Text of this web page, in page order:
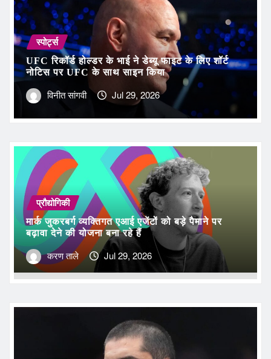
स्पोर्ट्स
UFC रिकॉर्ड होल्डर के भाई ने डेब्यू फाइट के लिए शॉर्ट
नोटिस पर UFC के साथ साइन किया
विनीत सांगवी Jul 29, 2026
प्रौद्योगिकी
मार्क जुकरबर्ग व्यक्तिगत एआई एजेंटों को बड़े पैमाने पर
बढ़ावा देने की योजना बना रहे हैं
करण ताले Jul 29, 2026